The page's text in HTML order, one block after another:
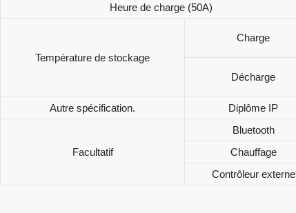
Heure de charge (50A)
Température de stockage
Charge
Décharge
Autre spécification.
Diplôme IP
Facultatif
Bluetooth
Chauffage
Contrôleur externe